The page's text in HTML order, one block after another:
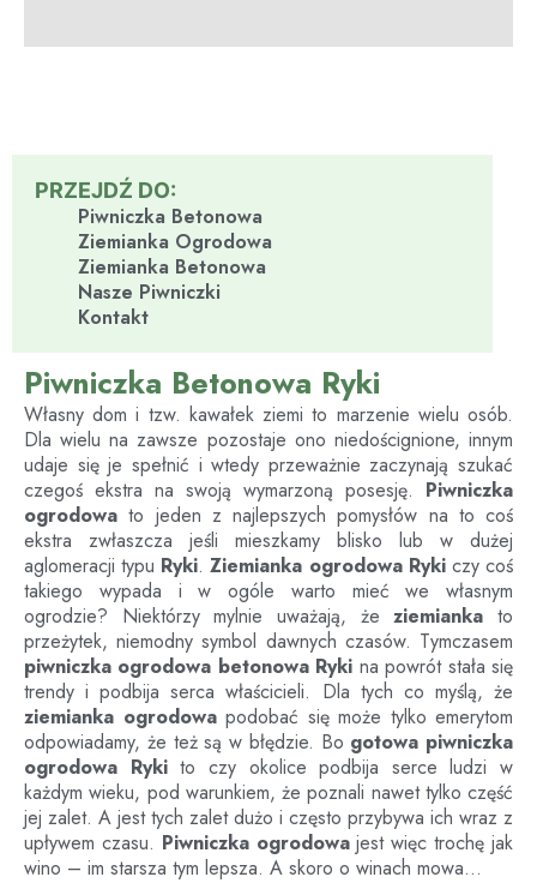
PRZEJDŹ DO:
Piwniczka Betonowa
Ziemianka Ogrodowa
Ziemianka Betonowa
Nasze Piwniczki
Kontakt
Piwniczka Betonowa Ryki
Własny dom i tzw. kawałek ziemi to marzenie wielu osób.
Dla wielu na zawsze pozostaje ono niedoścignione, innym
udaje się je spełnić i wtedy przeważnie zaczynają szukać
czegoś ekstra na swoją wymarzoną posesję. Piwniczka
ogrodowa to jeden z najlepszych pomysłów na to coś
ekstra zwłaszcza jeśli mieszkamy blisko lub w dużej
aglomeracji typu Ryki.Ziemianka ogrodowa Ryki czy coś
takiego wypada i w ogóle warto mieć we własnym
ogrodzie? Niektórzy mylnie uważają, żeziemianka to
przeżytek, niemodny symbol dawnych czasów. Tymczasem
piwniczka ogrodowa betonowa Ryki na powrót stała się
trendy i podbija serca właścicieli. Dla tych co myślą, że
ziemianka ogrodowapodobać się może tylko emerytom
odpowiadamy, że też są w błędzie. Bo gotowa piwniczka
ogrodowa Rykito czy okolice podbija serce ludzi w
każdym wieku, pod warunkiem, że poznali nawet tylko część
jej zalet. A jest tych zalet dużo i często przybywa ich wraz z
upływem czasu. Piwniczka ogrodowajest więc trochę jak
wino – im starsza tym lepsza. A skoro o winach mowa…